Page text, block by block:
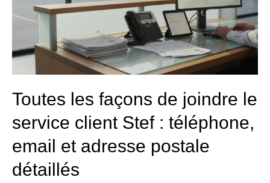
Toutes les façons de joindre le
service client Stef : téléphone,
email et adresse postale
détaillés
service
:
téléphone,
et
adresse
détaillés